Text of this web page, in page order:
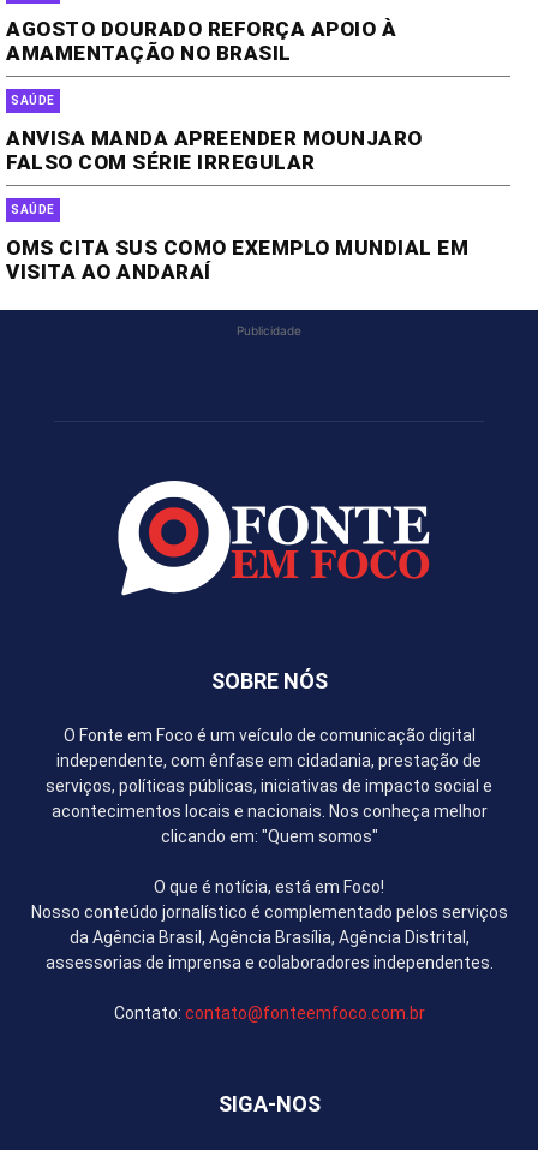
AGOSTO DOURADO REFORÇA APOIO À
AMAMENTAÇÃO NO BRASIL
SAÚDE
ANVISA MANDA APREENDER MOUNJARO
FALSO COM SÉRIE IRREGULAR
SAÚDE
OMS CITA SUS COMO EXEMPLO MUNDIAL EM
VISITA AO ANDARAÍ
Publicidade
SOBRE NÓS
O Fonte em Foco é um veículo de comunicação digital
independente, com ênfase em cidadania, prestação de
serviços, políticas públicas, iniciativas de impacto social e
acontecimentos locais e nacionais. Nos conheça melhor
clicando em: "Quem somos"
O que é notícia, está em Foco!
Nosso conteúdo jornalístico é complementado pelos serviços
da Agência Brasil, Agência Brasília, Agência Distrital,
assessorias de imprensa e colaboradores independentes.
Contato: contato@fonteemfoco.com.br
SIGA-NOS